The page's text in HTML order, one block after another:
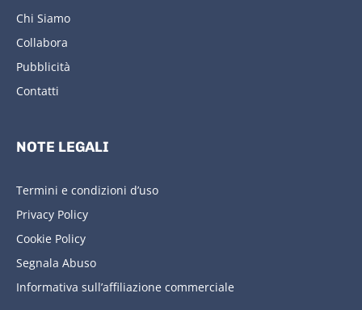
Chi Siamo
Collabora
Pubblicità
Contatti
NOTE LEGALI
Termini e condizioni d’uso
Privacy Policy
Cookie Policy
Segnala Abuso
Informativa sull’affiliazione commerciale